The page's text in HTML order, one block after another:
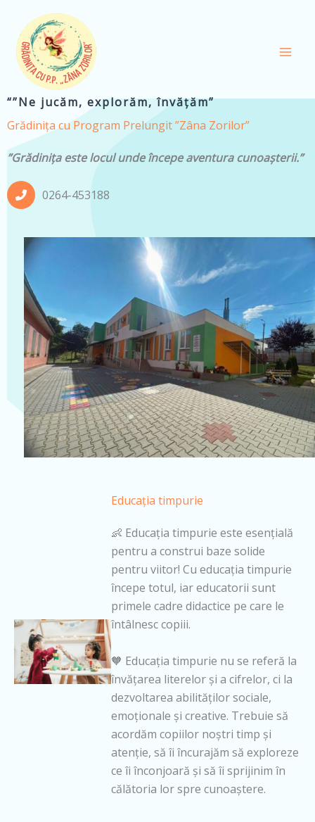
content
“”Ne jucăm, explorăm, învățăm”
Grădinița cu Program Prelungit ”Zâna Zorilor”
”Grădinița este locul unde începe aventura cunoașterii.”
0264-453188
Educația timpurie
👶 Educația timpurie este esențială
pentru a construi baze solide
pentru viitor! Cu educația timpurie
începe totul, iar educatorii sunt
primele cadre didactice pe care le
întâlnesc copiii.
🧡 Educația timpurie nu se referă la
învățarea literelor și a cifrelor, ci la
dezvoltarea abilităților sociale,
emoționale și creative. Trebuie să
acordăm copiilor noștri timp și
atenție, să îi încurajăm să exploreze
ce îi înconjoară și să îi sprijinim în
călătoria lor spre cunoaștere.